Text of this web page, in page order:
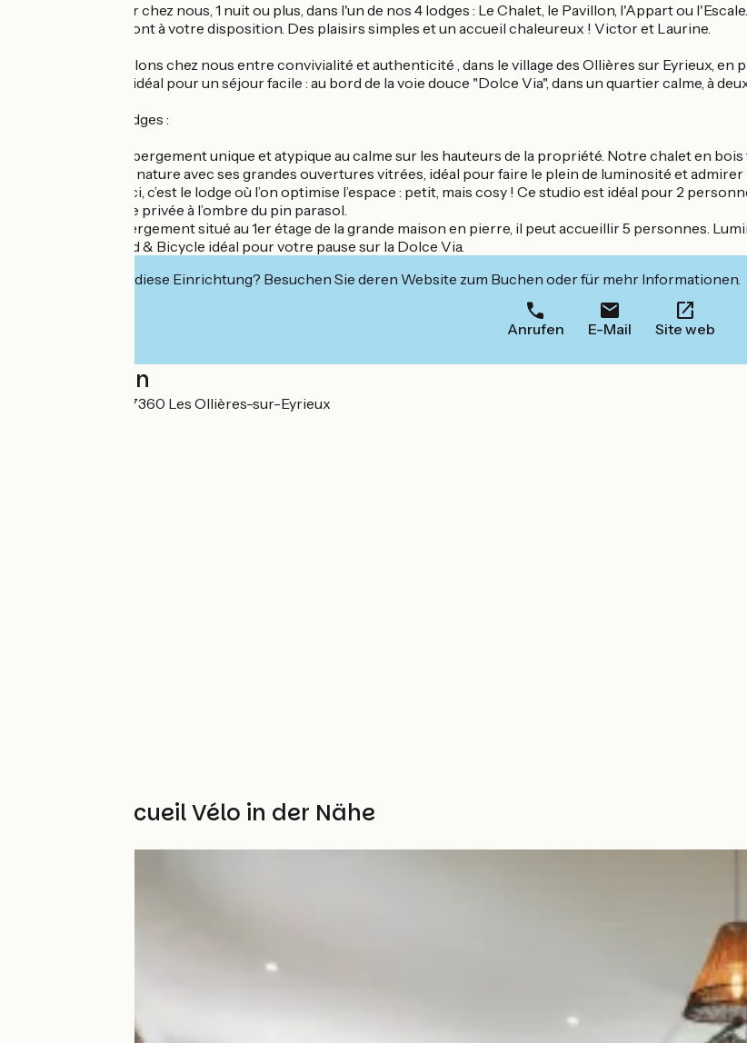
Venez vous évader chez nous, 1 nuit ou plus, dans l'un de nos 4 lodges : Le Chalet, le Pavillon, l'Appart ou l'Escale.
Piscine et jardin sont à votre disposition. Des plaisirs simples et un accueil chaleureux ! Victor et Laurine.
Nous vous accueillons chez nous entre convivialité et authenticité , dans le village des Ollières sur Eyrieux,
Un emplacement idéal pour un séjour facile : au bord de la voie douce "Dolce Via", dans un quartier calme, à
Découvrez nos lodges :
- LE CHALET : hébergement unique et atypique au calme sur les hauteurs de la propriété. Notre chalet en
vit au rythme de la nature avec ses grandes ouvertures vitrées, idéal pour faire le plein de luminosité et
- LE PAVILLON : Ici, c’est le lodge où l’on optimise l’espace : petit, mais cosy ! Ce studio est idéal pour 2
oublier sa terrasse privée à l’ombre du pin parasol.
- L’APPART : Hébergement situé au 1er étage de la grande maison en pierre, il peut accueillir 5 personnes.
- L’ESCALE : le Bed & Bicycle idéal pour votre pause sur la Dolce Via.
Interessiert Sie diese Einrichtung? Besuchen Sie deren Website zum Buchen oder für mehr Informationen.
Anrufen E-Mail Site web
Localisation
65 Rue de Praly 07360 Les Ollières-sur-Eyrieux
Weitere Accueil Vélo in der Nähe